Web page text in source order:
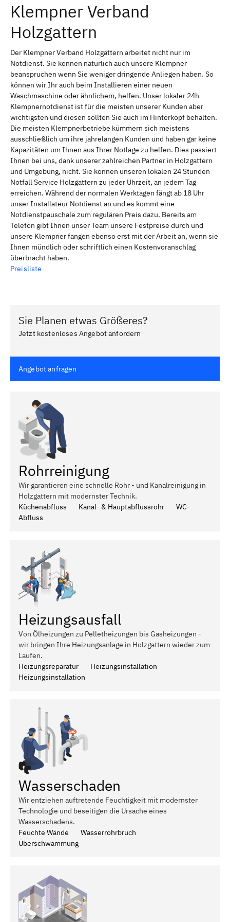
Klempner Verband
Holzgattern
Der Klempner Verband Holzgattern arbeitet nicht nur im
Notdienst. Sie können natürlich auch unsere Klempner
beanspruchen wenn Sie weniger dringende Anliegen haben. So
können wir Ihr auch beim Installieren einer neuen
Waschmaschine oder ähnlichem, helfen. Unser lokaler 24h
Klempnernotdienst ist für die meisten unserer Kunden aber
wichtigsten und diesen sollten Sie auch im Hinterkopf behalten.
Die meisten Klempnerbetriebe kümmern sich meistens
ausschließlich um ihre jahrelangen Kunden und haben gar keine
Kapazitäten um Ihnen aus Ihrer Notlage zu helfen. Dies passiert
Ihnen bei uns, dank unserer zahlreichen Partner in Holzgattern
und Umgebung, nicht. Sie können unseren lokalen 24 Stunden
Notfall Service Holzgattern zu jeder Uhrzeit, an jedem Tag
erreichen. Während der normalen Werktagen fängt ab 18 Uhr
unser Installateur Notdienst an und es kommt eine
Notdienstpauschale zum regulären Preis dazu. Bereits am
Telefon gibt Ihnen unser Team unsere Festpreise durch und
unsere Klempner fangen ebenso erst mit der Arbeit an, wenn sie
Ihnen mündlich oder schriftlich einen Kostenvoranschlag
überbracht haben.
Preisliste
Sie Planen etwas Größeres?
Jetzt kostenloses Angebot anfordern
Angebot anfragen
Rohrreinigung
Wir garantieren eine schnelle Rohr - und Kanalreinigung in
Holzgattern mit modernster Technik.
Küchenabfluss
Kanal- & Hauptabflussrohr
WC-
Abfluss
Heizungsausfall
Von Ölheizungen zu Pelletheizungen bis Gasheizungen -
wir bringen Ihre Heizungsanlage in Holzgattern wieder zum
Laufen.
Heizungsreparatur
Heizungsinstallation
Heizungsinstallation
Wasserschaden
Wir entziehen auftretende Feuchtigkeit mit modernster
Technologie und beseitigen die Ursache eines
Wasserschadens.
Feuchte Wände
Wasserrohrbruch
Überschwämmung